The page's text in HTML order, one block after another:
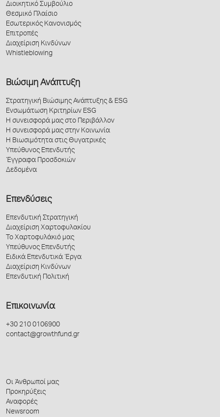
Διοικητικό Συμβούλιο
Θεσμικό Πλαίσιο
Εσωτερικός Κανονισμός
Επιτροπές
Διαχείριση Κινδύνων
Whistleblowing
Βιώσιμη Ανάπτυξη
Στρατηγική Βιώσιμης Ανάπτυξης & ESG
Ενσωμάτωση Κριτηρίων ESG
Η συνεισφορά μας στο Περιβάλλον
Η συνεισφορά μας στην Κοινωνία
Η Βιωσιμότητα στις Θυγατρικές
Υπεύθυνος Επενδυτής
Έγγραφα Προσδοκιών
Δεδομένα
Επενδύσεις
Επενδυτική Στρατηγική
Διαχείριση Χαρτοφυλακίου
Το Χαρτοφυλάκιό μας
Υπεύθυνος Επενδυτής
Ειδικά Επενδυτικά Έργα
Διαχείριση Κινδύνων
Επενδυτική Πολιτική
Επικοινωνία
+30 210 0106900
contact@growthfund.gr
Οι Άνθρωποί μας
Προκηρύξεις
Αναφορές
Newsroom